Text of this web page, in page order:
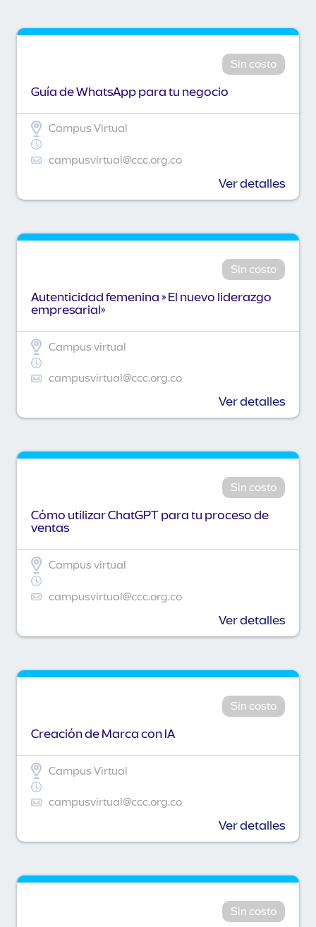
Sin costo
Guía de WhatsApp para tu negocio
Campus Virtual
campusvirtual@ccc.org.co
Ver detalles
Sin costo
Autenticidad femenina » El nuevo liderazgo
empresarial»
Campus virtual
campusvirtual@ccc.org.co
Ver detalles
Sin costo
Cómo utilizar ChatGPT para tu proceso de
ventas
Campus virtual
campusvirtual@ccc.org.co
Ver detalles
Sin costo
Creación de Marca con IA
Campus Virtual
campusvirtual@ccc.org.co
Ver detalles
Sin costo